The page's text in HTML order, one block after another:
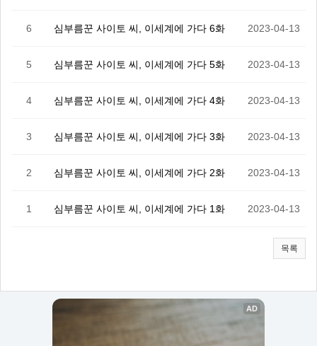
6 심부름꾼 사이토 씨, 이세계에 가다 6화 2023-04-13
5 심부름꾼 사이토 씨, 이세계에 가다 5화 2023-04-13
4 심부름꾼 사이토 씨, 이세계에 가다 4화 2023-04-13
3 심부름꾼 사이토 씨, 이세계에 가다 3화 2023-04-13
2 심부름꾼 사이토 씨, 이세계에 가다 2화 2023-04-13
1 심부름꾼 사이토 씨, 이세계에 가다 1화 2023-04-13
목록